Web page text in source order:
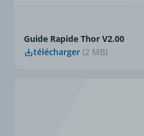
Guide Rapide Thor V2.00
télécharger (2 MB)